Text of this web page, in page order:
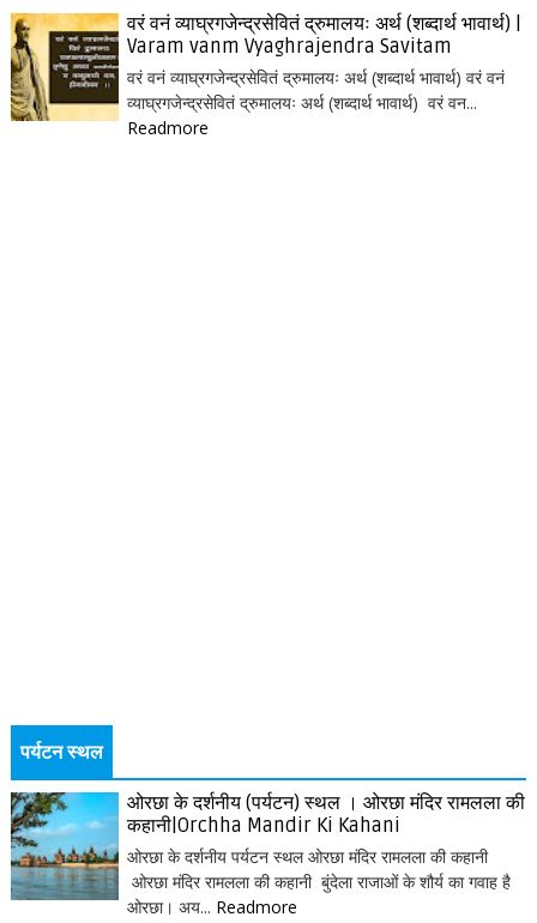
वरं वनं व्याघ्रगजेन्द्रसेवितं द्रुमालयः अर्थ (शब्दार्थ भावार्थ) |
Varam vanm Vyaghrajendra Savitam
वरं वनं व्याघ्रगजेन्द्रसेवितं द्रुमालयः अर्थ (शब्दार्थ भावार्थ) वरं वनं
व्याघ्रगजेन्द्रसेवितं द्रुमालयः अर्थ (शब्दार्थ भावार्थ) वरं वन...
Readmore
पर्यटन स्थल
ओरछा के दर्शनीय (पर्यटन) स्थल । ओरछा मंदिर रामलला की
कहानी|Orchha Mandir Ki Kahani
ओरछा के दर्शनीय पर्यटन स्थल ओरछा मंदिर रामलला की कहानी
ओरछा मंदिर रामलला की कहानी बुंदेला राजाओं के शौर्य का गवाह है
ओरछा। अय... Readmore